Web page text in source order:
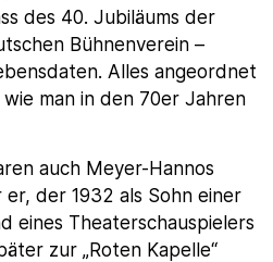
des 40. Jubiläums der
Bühnenverein –
Alles angeordnet
wie man in den 70er Jahren
auch Meyer-Hannos
er, der 1932 als Sohn einer
eines Theaterschauspielers
zur „Roten Kapelle“